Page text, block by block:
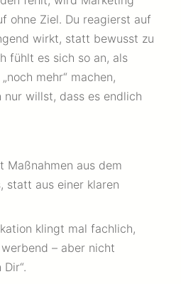
ohne Ziel. Du reagierst auf
wirkt, statt bewusst zu
fühlt es sich so an, als
mehr“ machen,
willst, dass es endlich
Maßnahmen aus dem
statt aus einer klaren
klingt mal fachlich,
– aber nicht